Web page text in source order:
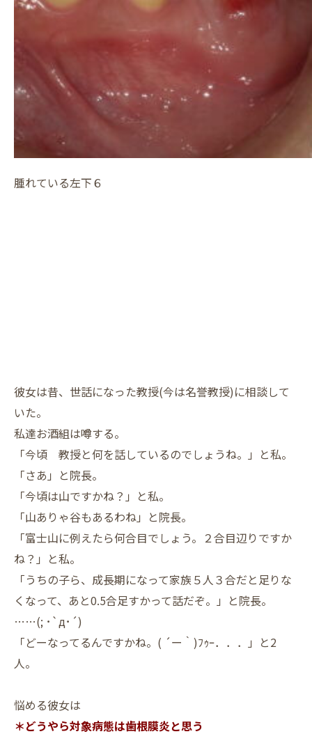
腫れている左下６
彼女は昔、世話になった教授(今は名誉教授)に相談して
いた。
私達お酒組は噂する。
「今頃 教授と何を話しているのでしょうね。」と私。
「さあ」と院長。
「今頃は山ですかね？」と私。
「山ありゃ谷もあるわね」と院長。
「富士山に例えたら何合目でしょう。２合目辺りですか
ね？」と私。
「うちの子ら、成長期になって家族５人３合だと足りな
くなって、あと0.5合足すかって話だぞ。」と院長。
……(; ･`д･´)
「どーなってるんですかね。( ´ー｀)ﾌｩｰ．．．」 と2
人。
悩める彼女は
＊どうやら対象病態は歯根膜炎と思う